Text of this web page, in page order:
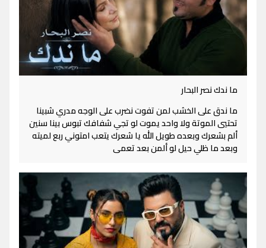
ما ندك نصر البحار
ما ندق على الخشب لمن تفوت نضرب على الوجه مدري شبينا
تحتيي الموتة ولا واحد يموت لو تجي شفافك تبوس بينا سنين
ألم بشعرك وبعده طويل الله يا شعرك يتعب امتوني ربع لميته
وبعد ما ظلي حيل لو ألمن بعد تعمى